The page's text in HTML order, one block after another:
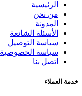
الرئيسية
من نحن
المدونة
الأسئلة الشائعة
سياسة التوصيل
سياسة الخصوصية
اتصل بنا
خدمة العملاء